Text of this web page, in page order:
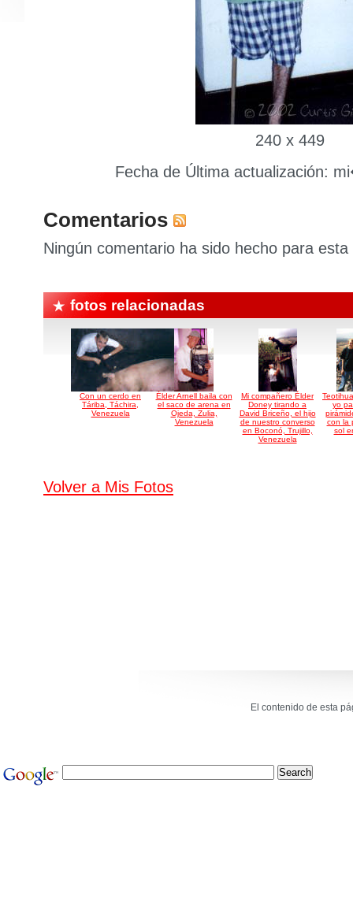
240 x 449
Fecha de Última actualización:
Comentarios
Ningún comentario ha sido hecho para esta
fotos relacionadas
Con un cerdo en
Táriba, Táchira,
Venezuela
Élder Arnell baila con
el saco de arena en
Ojeda, Zulia,
Venezuela
Mi compañero Élder
Doney tirando a
David Briceño, el hijo
de nuestro converso
en Boconó, Trujillo,
Venezuela
yo
con la
sol
Volver a Mis Fotos
El contenido de esta